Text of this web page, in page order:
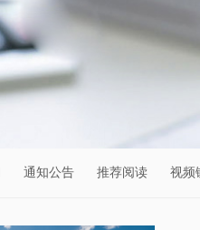
通知公告 推荐阅读 视频